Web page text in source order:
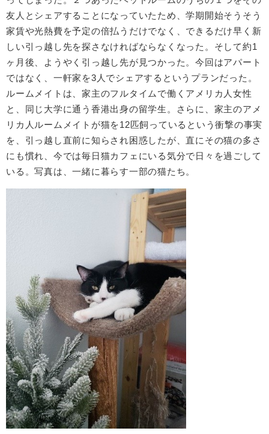
友人とシェアすることになっていたため、学期開始そうそう
家賃や光熱費を予定の倍払うだけでなく、できるだけ早く新
しい引っ越し先を探さなければならなくなった。そして約1
ヶ月後、ようやく引っ越し先が見つかった。今回はアパート
ではなく、一軒家を3人でシェアするというプランだった。
ルームメイトは、家主のフルタイムで働くアメリカ人女性
と、同じ大学に通う香港出身の留学生。さらに、家主のアメ
リカ人ルームメイトが猫を12匹飼っているという衝撃の事実
を、引っ越し直前に知らされ困惑したが、直にその猫の多さ
にも慣れ、今では毎日猫カフェにいる気分で日々を過ごして
いる。写真は、一緒に暮らす一部の猫たち。